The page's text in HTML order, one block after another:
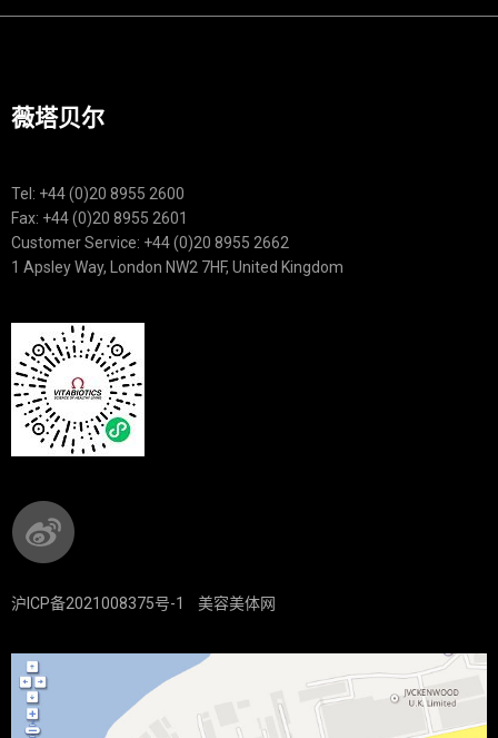
薇塔贝尔
Tel: +44 (0)20 8955 2600
Fax: +44 (0)20 8955 2601
Customer Service: +44 (0)20 8955 2662
1 Apsley Way, London NW2 7HF, United Kingdom
沪ICP备2021008375号-1 美容美体网